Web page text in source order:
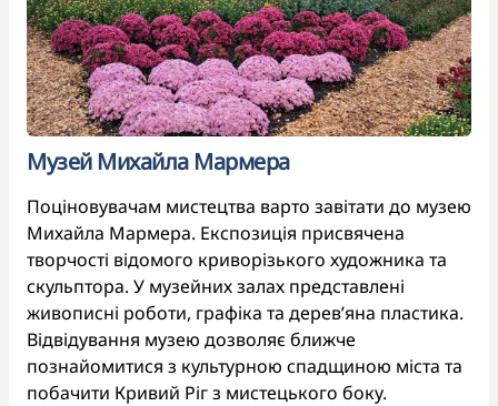
Музей Михайла Мармера
Поціновувачам мистецтва варто завітати до музею
Михайла Мармера. Експозиція присвячена
творчості відомого криворізького художника та
скульптора. У музейних залах представлені
живописні роботи, графіка та дерев’яна пластика.
Відвідування музею дозволяє ближче
познайомитися з культурною спадщиною міста та
побачити Кривий Ріг з мистецького боку.